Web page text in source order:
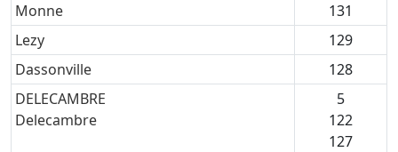
Monne
131
Lezy
129
Dassonville
128
DELECAMBRE
Delecambre
5
122
127